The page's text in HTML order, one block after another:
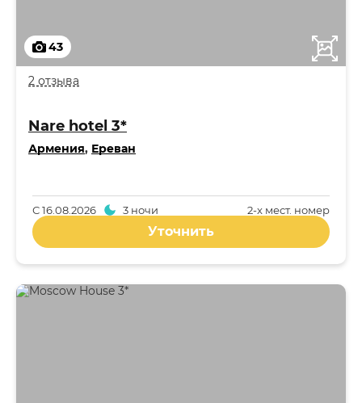
43
2 отзыва
Nare hotel 3*
Армения, Ереван
2-x мест. номер
С16.08.2026 3 ночи
Уточнить